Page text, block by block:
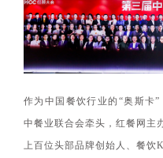
作为中国餐饮行业的“奥斯卡
中餐业联合会牵头，红餐网主
上百位头部品牌创始人、餐饮